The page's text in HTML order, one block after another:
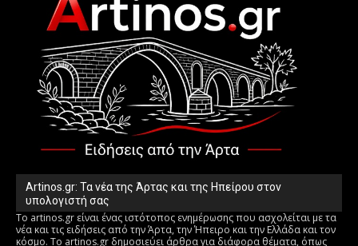
Artinos.gr: Τα νέα της Άρτας και της Ηπείρου στον
υπολογιστή σας
Το artinos.gr είναι ένας ιστότοπος ενημέρωσης που ασχολείται με τα
νέα και τις ειδήσεις από την Άρτα, την Ήπειρο και την Ελλάδα και τον
κόσμο. Το artinos.gr δημοσιεύει άρθρα για διάφορα θέματα, όπως